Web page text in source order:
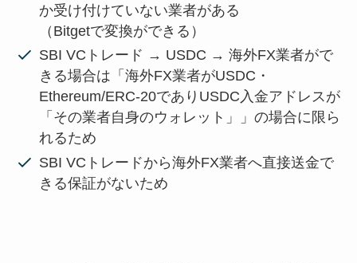
か受け付けていない業者がある
（Bitgetで変換ができる）
SBI VCトレード → USDC → 海外FX業者がで
きる場合は「海外FX業者がUSDC・
Ethereum/ERC-20でありUSDC入金アドレスが
「その業者自身のウォレット」」の場合に限ら
れるため
SBI VCトレードから海外FX業者へ直接送金で
きる保証がないため